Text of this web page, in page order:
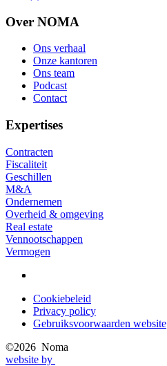
Over NOMA
Footer
Ons verhaal
Onze kantoren
Ons team
Podcast
Contact
Expertises
Contracten
Fiscaliteit
Geschillen
M&A
Ondernemen
Overheid & omgeving
Real estate
Vennootschappen
Vermogen
Privacy
menu
Cookiebeleid
Privacy policy
Gebruiksvoorwaarden website
©2026 Noma
website by